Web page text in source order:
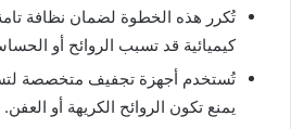
تُكرر هذه الخطوة لضمان نظافة
كيميائية قد تسبب الروائح أو
تُستخدم أجهزة تجفيف متخصصة
يمنع تكون الروائح الكريهة أو العفن.